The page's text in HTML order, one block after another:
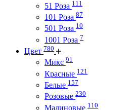
51 Роза 111
101 Роза 87
501 Роза 10
1001 Роза 7
Цвет 780
Микс 91
Красные 121
Белые 157
Розовые 230
Малиновые 110